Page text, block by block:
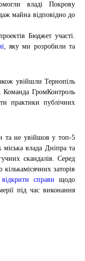
владі Покрову
майна відповідно до
Бюджет участі.
, яку ми розробили та
увійшли Тернопіль
ГромКонтроль
практики публічних
та не увійшов у топ-5
міська влада Дніпра та
скандалів. Серед
заторів
відкрити справи щодо
під час виконання